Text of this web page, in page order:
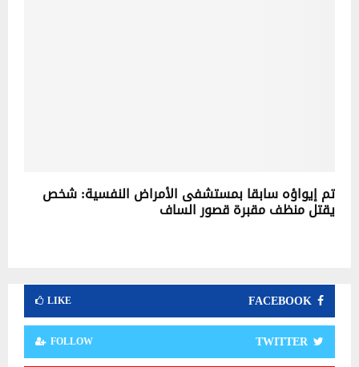
تم إيواؤه سابقا بمستشفى الأمراض النفسية: شخص
يقتل منظف مقبرة قصور الساف
FACEBOOK
LIKE
TWITTER
FOLLOW